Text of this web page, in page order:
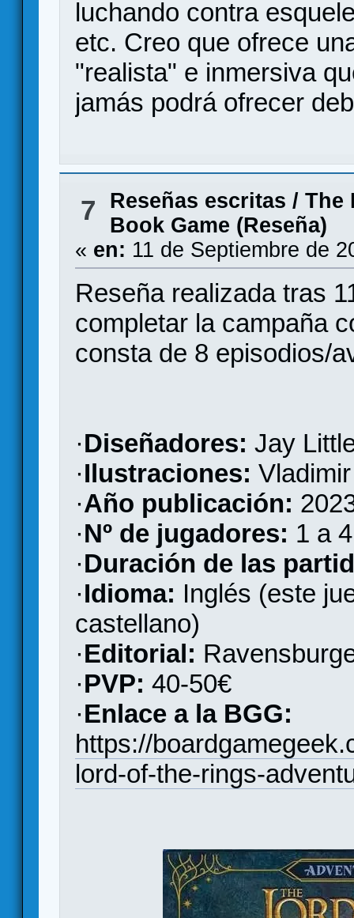
luchando contra
etc. Creo que ofrece
"realista" e inmersiva
jamás podrá ofrecer
7 Reseñas escritas / The
Book Game (Reseña)
« en: 11 de Septiembre de
Reseña realizada tras
completar la campaña
consta de 8 episodios/
·Diseñadores: Jay
·Ilustraciones:
·Año publicación:
·Nº de jugadores: 1 a 4
·Duración de las
·Idioma: Inglés (este
castellano)
·Editorial:
·PVP: 40-50€
·Enlace a la BGG:
https://
lord-of-the-rings-